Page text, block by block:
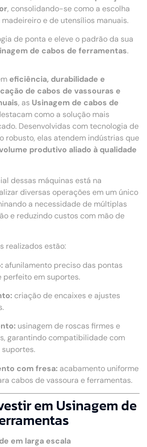
, consolidando-se como a escolha
e de utensílios manuais.
de ponta e eleve o padrão da sua
de cabos de ferramentas.
eficiência, durabilidade e
de cabos de vassouras e
, as Usinagem de cabos de
como a solução mais
Desenvolvidas com tecnologia de
robusto, elas atendem indústrias que
produtivo aliado à qualidade
dessas máquinas está na
diversas operações em um único
a necessidade de múltiplas
e reduzindo custos com mão de
realizados estão:
afunilamento preciso das pontas
perfeito em suportes.
criação de encaixes e ajustes
usinagem de roscas firmes e
garantindo compatibilidade com
suportes.
com fresa: acabamento uniforme
cabos de vassoura e ferramentas.
em Usinagem de
em larga escala